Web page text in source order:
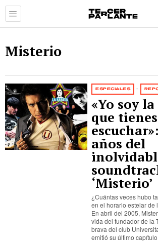
Misterio
ESPECIALES ·
«Yo soy
que
años del
‘Misterio’
¿Cuántas veces hubo
en el horario estelar de
En abril del 2005,
vida del fundador de la
brava del club
emitió su último